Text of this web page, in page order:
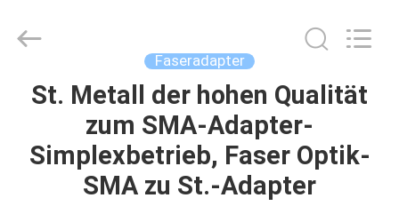
HAUS
PRODUKTE
Faseradapter
St. Metall der hohen Qualität
zum SMA-Adapter-
Simplexbetrieb, Faser Optik-
SMA zu St.-Adapter